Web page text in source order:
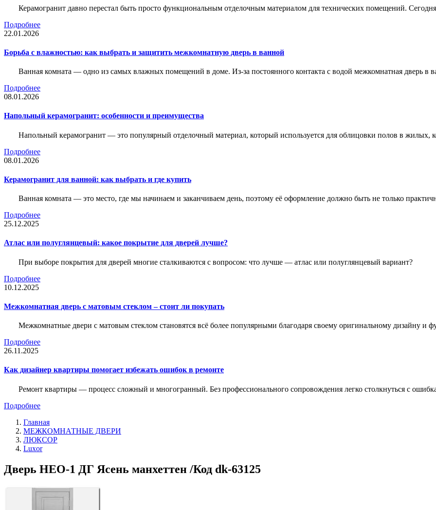
Керамогранит давно перестал быть просто функциональным отделочным материалом для технических помещений.
Подробнее
22.01.2026
Борьба с влажностью: как выбрать и защитить межкомнатную дверь в ванной
Ванная комната — одно из самых влажных помещений в доме. Из-за постоянного контакта с водой межкомнатная дверь в
Подробнее
08.01.2026
Напольный керамогранит: особенности и преимущества
Напольный керамогранит — это популярный отделочный материал, который используется для облицовки полов в
Подробнее
08.01.2026
Керамогранит для ванной: как выбрать и где купить
Ванная комната — это место, где мы начинаем и заканчиваем день, поэтому её оформление должно быть не только
Подробнее
25.12.2025
Атлас или полуглянцевый: какое покрытие для дверей лучше?
При выборе покрытия для дверей многие сталкиваются с вопросом: что лучше — атлас или полуглянцевый вариант?
Подробнее
10.12.2025
Межкомнатная дверь с матовым стеклом – стоит ли покупать
Межкомнатные двери с матовым стеклом становятся всё более популярными благодаря своему оригинальному дизайну и
Подробнее
26.11.2025
Как дизайнер квартиры помогает избежать ошибок в ремонте
Ремонт квартиры — процесс сложный и многогранный. Без профессионального сопровождения легко столкнуться с
Подробнее
Главная
МЕЖКОМНАТНЫЕ ДВЕРИ
ЛЮКСОР
Luxor
Дверь НЕО-1 ДГ Ясень манхеттен /Код dk-63125